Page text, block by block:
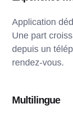
Application
Une part
depuis un
rendez-vous.
Multilingue